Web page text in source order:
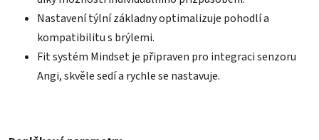
Nastavení týlní základny optimalizuje pohodlí a
kompatibilitu s brýlemi.
Fit systém Mindset je připraven pro integraci senzoru
Angi, skvěle sedí a rychle se nastavuje.